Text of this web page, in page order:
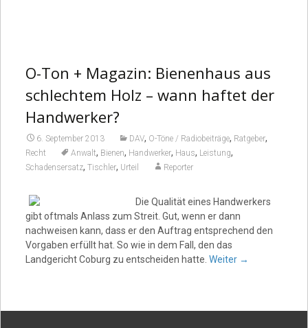
O-Ton + Magazin: Bienenhaus aus
schlechtem Holz – wann haftet der
Handwerker?
6. September 2013 DAV, O-Töne / Radiobeiträge, Ratgeber,
Recht Anwalt, Bienen, Handwerker, Haus, Leistung,
Schadensersatz, Tischler, Urteil Reporter
Die Qualität eines Handwerkers
gibt oftmals Anlass zum Streit. Gut, wenn er dann
nachweisen kann, dass er den Auftrag entsprechend den
Vorgaben erfüllt hat. So wie in dem Fall, den das
Landgericht Coburg zu entscheiden hatte. Weiter →